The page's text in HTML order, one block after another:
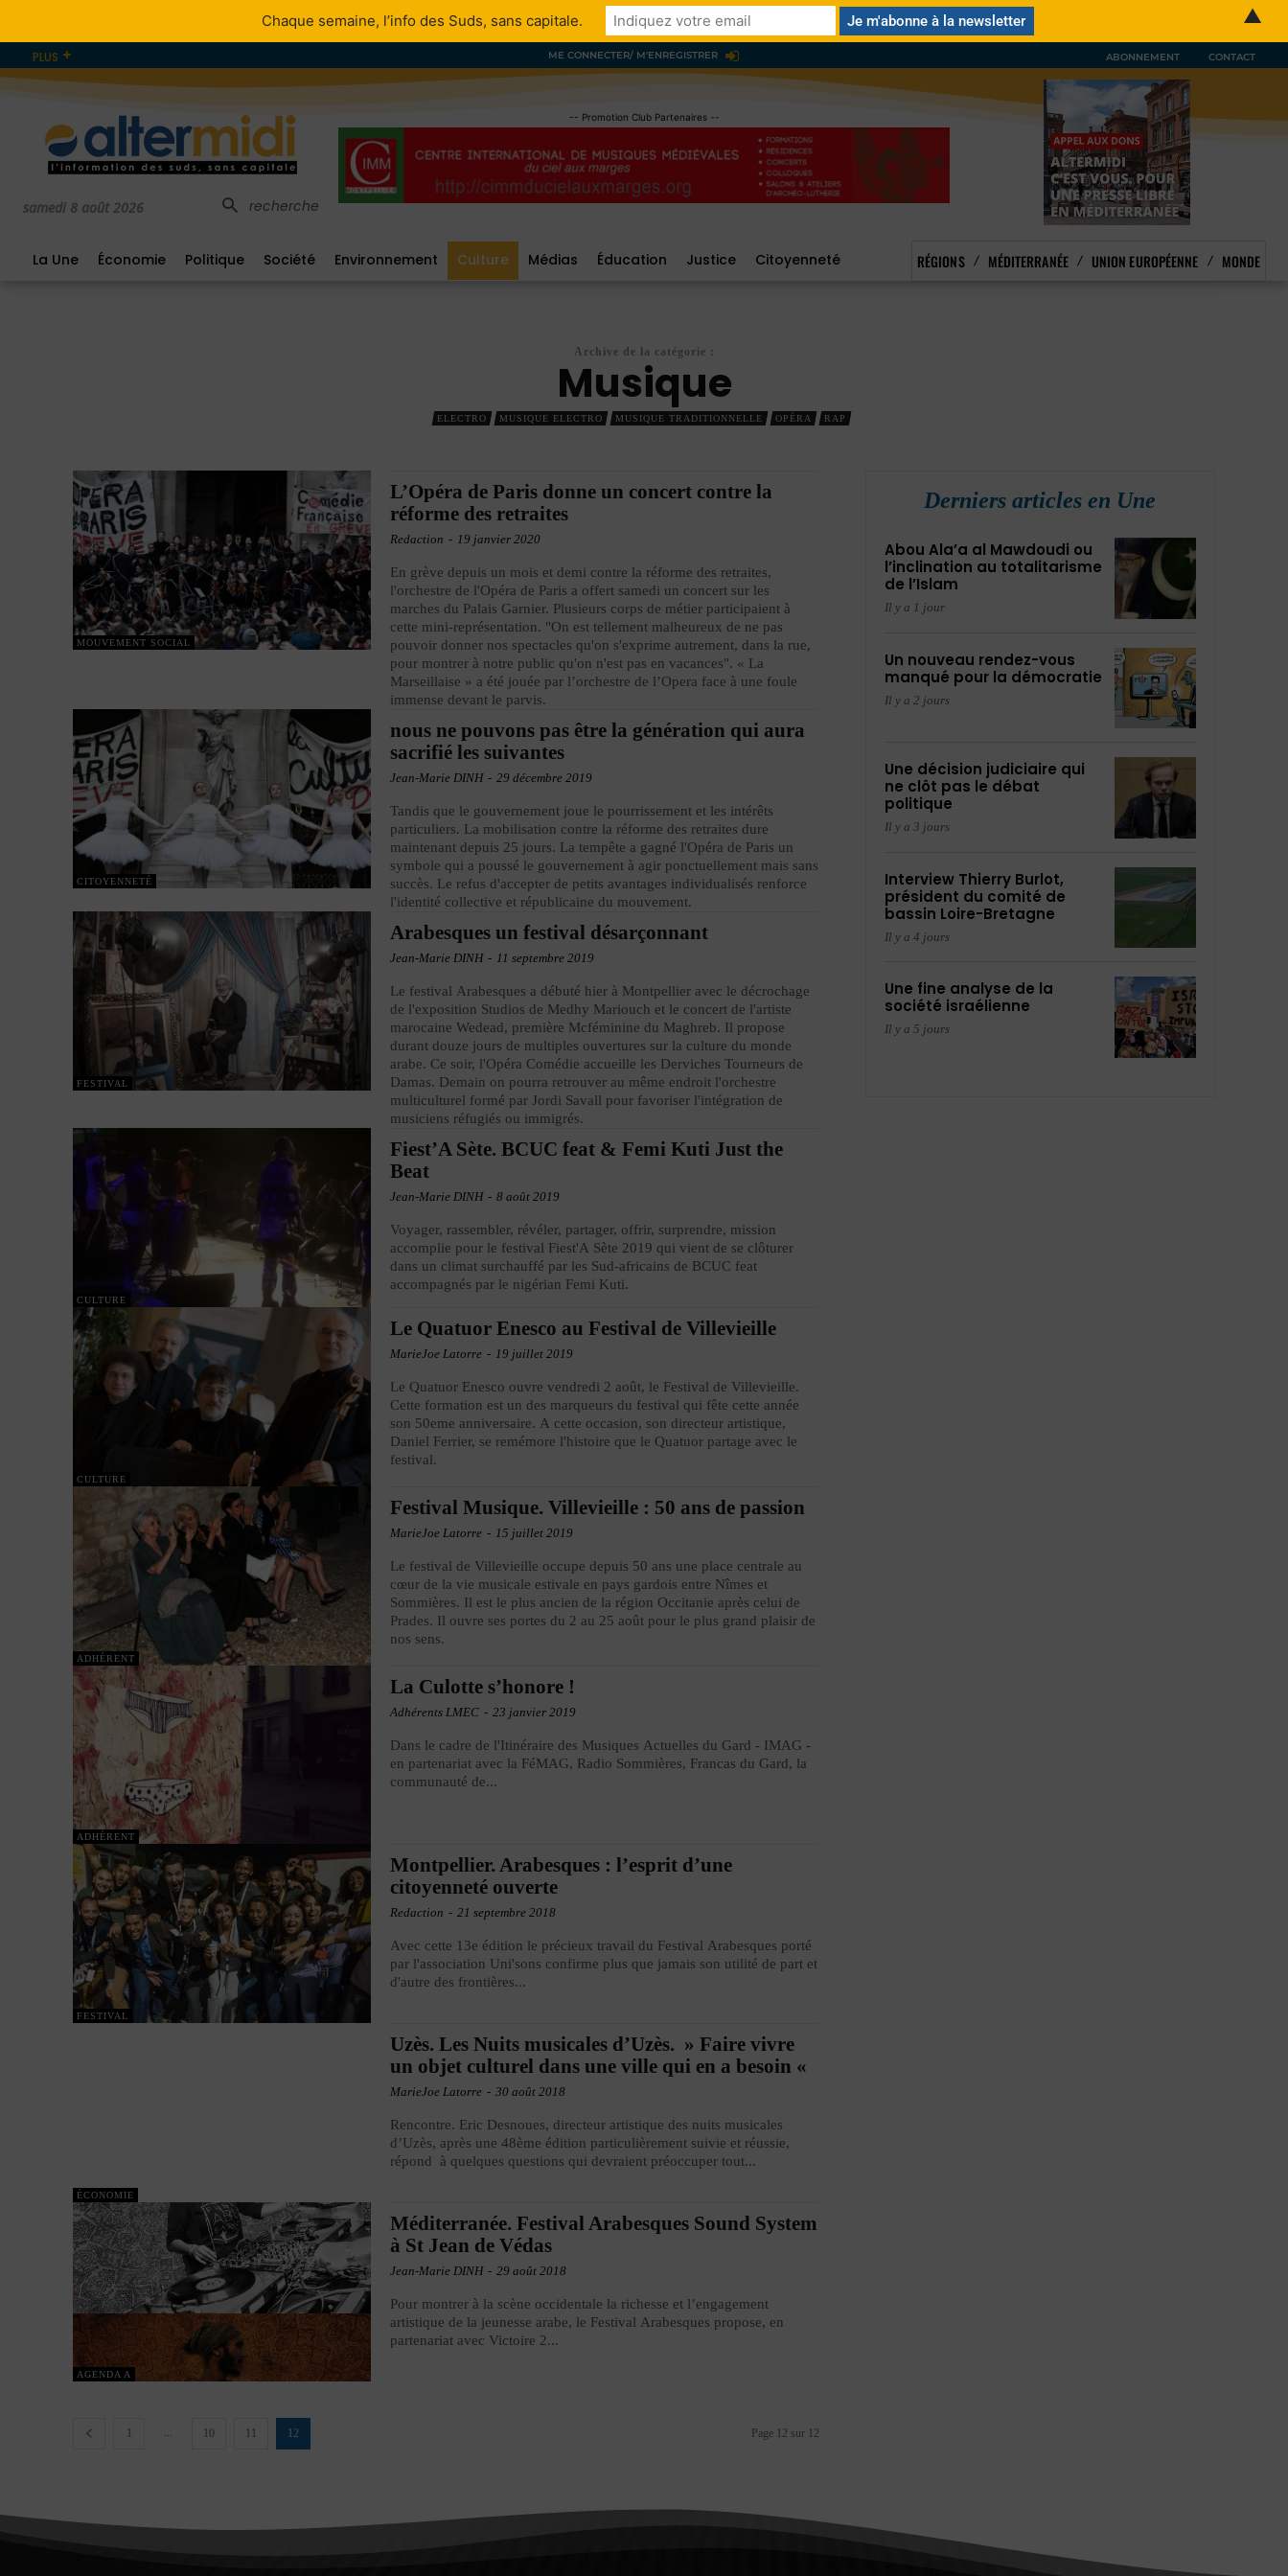
PLUS ME CONNECTER/ M'ENREGISTRER ABONNEMENT CONTACT
samedi 8 août 2026 recherche
-- Promotion Club Partenaires --
La Une Économie Politique Société Environnement Culture Médias Éducation Justice Citoyenneté RÉGIONS MÉDITERRANÉE UNION EUROPÉENNE MONDE
Archive de la catégorie :
Musique
ELECTRO MUSIQUE ELECTRO MUSIQUE TRADITIONNELLE OPÉRA RAP
MOUVEMENT SOCIAL
L’Opéra de Paris donne un concert contre la
réforme des retraites
Redaction - 19 janvier 2020
En grève depuis un mois et demi contre la réforme des retraites,
l'orchestre de l'Opéra de Paris a offert samedi un concert sur les
marches du Palais Garnier. Plusieurs corps de métier participaient à
cette mini-représentation. "On est tellement malheureux de ne pas
pouvoir donner nos spectacles qu'on s'exprime autrement, dans la rue,
pour montrer à notre public qu'on n'est pas en vacances". « La
Marseillaise » a été jouée par l’orchestre de l’Opera face à une foule
immense devant le parvis.
CITOYENNETÉ
nous ne pouvons pas être la génération qui aura
sacrifié les suivantes
Jean-Marie DINH - 29 décembre 2019
Tandis que le gouvernement joue le pourrissement et les intérêts
particuliers. La mobilisation contre la réforme des retraites dure
maintenant depuis 25 jours. La tempête a gagné l'Opéra de Paris un
symbole qui a poussé le gouvernement à agir ponctuellement mais sans
succès. Le refus d'accepter de petits avantages individualisés renforce
l'identité collective et républicaine du mouvement.
FESTIVAL
Arabesques un festival désarçonnant
Jean-Marie DINH - 11 septembre 2019
Le festival Arabesques a débuté hier à Montpellier avec le décrochage
de l'exposition Studios de Medhy Mariouch et le concert de l'artiste
marocaine Wedead, première Mcféminine du Maghreb. Il propose
durant douze jours de multiples ouvertures sur la culture du monde
arabe. Ce soir, l'Opéra Comédie accueille les Derviches Tourneurs de
Damas. Demain on pourra retrouver au même endroit l'orchestre
multiculturel formé par Jordi Savall pour favoriser l'intégration de
musiciens réfugiés ou immigrés.
CULTURE
Fiest’A Sète. BCUC feat & Femi Kuti Just the
Beat
Jean-Marie DINH - 8 août 2019
Voyager, rassembler, révéler, partager, offrir, surprendre, mission
accomplie pour le festival Fiest'A Sète 2019 qui vient de se clôturer
dans un climat surchauffé par les Sud-africains de BCUC feat
accompagnés par le nigérian Femi Kuti.
CULTURE
Le Quatuor Enesco au Festival de Villevieille
MarieJoe Latorre - 19 juillet 2019
Le Quatuor Enesco ouvre vendredi 2 août, le Festival de Villevieille.
Cette formation est un des marqueurs du festival qui fête cette année
son 50eme anniversaire. A cette occasion, son directeur artistique,
Daniel Ferrier, se remémore l'histoire que le Quatuor partage avec le
festival.
ADHÉRENT
Festival Musique. Villevieille : 50 ans de passion
MarieJoe Latorre - 15 juillet 2019
Le festival de Villevieille occupe depuis 50 ans une place centrale au
cœur de la vie musicale estivale en pays gardois entre Nîmes et
Sommières. Il est le plus ancien de la région Occitanie après celui de
Prades. Il ouvre ses portes du 2 au 25 août pour le plus grand plaisir de
nos sens.
ADHÉRENT
La Culotte s’honore !
Adhérents LMEC - 23 janvier 2019
Dans le cadre de l'Itinéraire des Musiques Actuelles du Gard - IMAG -
en partenariat avec la FéMAG, Radio Sommières, Francas du Gard, la
communauté de...
FESTIVAL
Montpellier. Arabesques : l’esprit d’une
citoyenneté ouverte
Redaction - 21 septembre 2018
Avec cette 13e édition le précieux travail du Festival Arabesques porté
par l'association Uni'sons confirme plus que jamais son utilité de part et
d'autre des frontières...
ÉCONOMIE
Uzès. Les Nuits musicales d’Uzès. » Faire vivre
un objet culturel dans une ville qui en a besoin «
MarieJoe Latorre - 30 août 2018
Rencontre. Eric Desnoues, directeur artistique des nuits musicales
d’Uzès, après une 48ème édition particulièrement suivie et réussie,
répond à quelques questions qui devraient préoccuper tout...
AGENDA A
Méditerranée. Festival Arabesques Sound System
à St Jean de Védas
Jean-Marie DINH - 29 août 2018
Pour montrer à la scène occidentale la richesse et l’engagement
artistique de la jeunesse arabe, le Festival Arabesques propose, en
partenariat avec Victoire 2...
... 10 12 Page 12 sur 12
Derniers articles en Une
Abou Ala’a al Mawdoudi ou
l’inclination au totalitarisme
de l’Islam
Il y a 1 jour
Un nouveau rendez-vous
manqué pour la démocratie
Il y a 2 jours
Une décision judiciaire qui
ne clôt pas le débat
politique
Il y a 3 jours
Interview Thierry Burlot,
président du comité de
bassin Loire-Bretagne
Il y a 4 jours
Une fine analyse de la
société israélienne
Il y a 5 jours
Chaque semaine, l’info des Suds, sans capitale. ▲